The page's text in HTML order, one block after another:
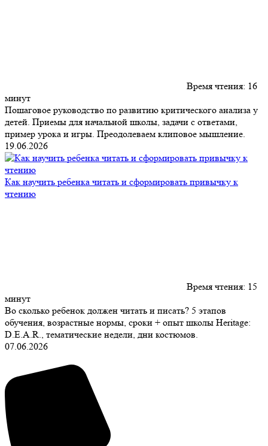
Время чтения: 16
минут
Пошаговое руководство по развитию критического анализа у
детей. Приемы для начальной школы, задачи с ответами,
пример урока и игры. Преодолеваем клиповое мышление.
19.06.2026
Как научить ребенка читать и сформировать привычку к
чтению
Время чтения: 15
минут
Во сколько ребенок должен читать и писать? 5 этапов
обучения, возрастные нормы, сроки + опыт школы Heritage:
D.E.A.R., тематические недели, дни костюмов.
07.06.2026